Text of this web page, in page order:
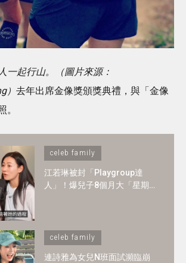
一起行山。（圖片來源：
） 去年出席金像獎頒獎典禮，與「金像
。
celeb family
江若琳被封「Playgroup達
人」！爆兒子8個月大「星期
celeb family
連詩雅為女兒N班面試瀕臨崩